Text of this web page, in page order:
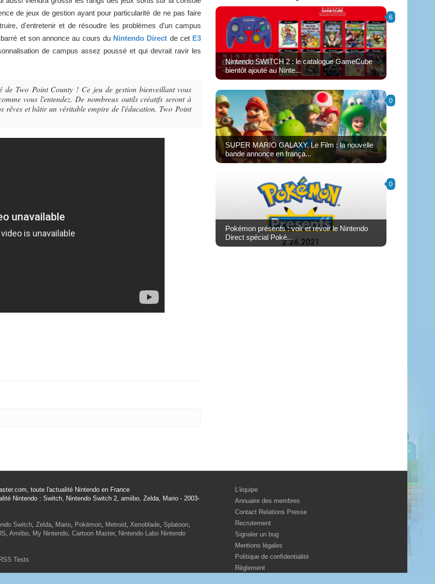
de jeux de gestion ayant pour particularité de ne pas faire
d'entretenir et de résoudre les problèmes d'un campus
et son annonce au cours du Nintendo Direct de cet E3
de campus assez poussé et qui devrait ravir les
de Two Point County ! Ce jeu de gestion bienveillant vous
vous l'entendez. De nombreux outils créatifs seront à
rêves et bâtir un véritable empire de l'éducation. Two Point
6
Nintendo SWITCH 2 : le catalogue GameCube
bientôt ajouté au Ninte...
0
SUPER MARIO GALAXY, Le Film : la nouvelle
bande annonce en frança...
0
Pokémon présents : voir et revoir le Nintendo
Direct spécial Poké...
toute l'actualité Nintendo en France
Nintendo : Switch, Nintendo Switch 2, amiibo, Zelda, Mario - 2003-
Switch, Zelda, Mario, Pokémon, Metroid, Xenoblade, Splatoon,
Amiibo, My Nintendo, Cartoon Master, Nintendo Labo Nintendo
Tests
L'équipe
Annuaire des membres
Contact Relations Presse
Recrutement
Signaler un bug
Mentions légales
Politique de confidentialité
Règlement